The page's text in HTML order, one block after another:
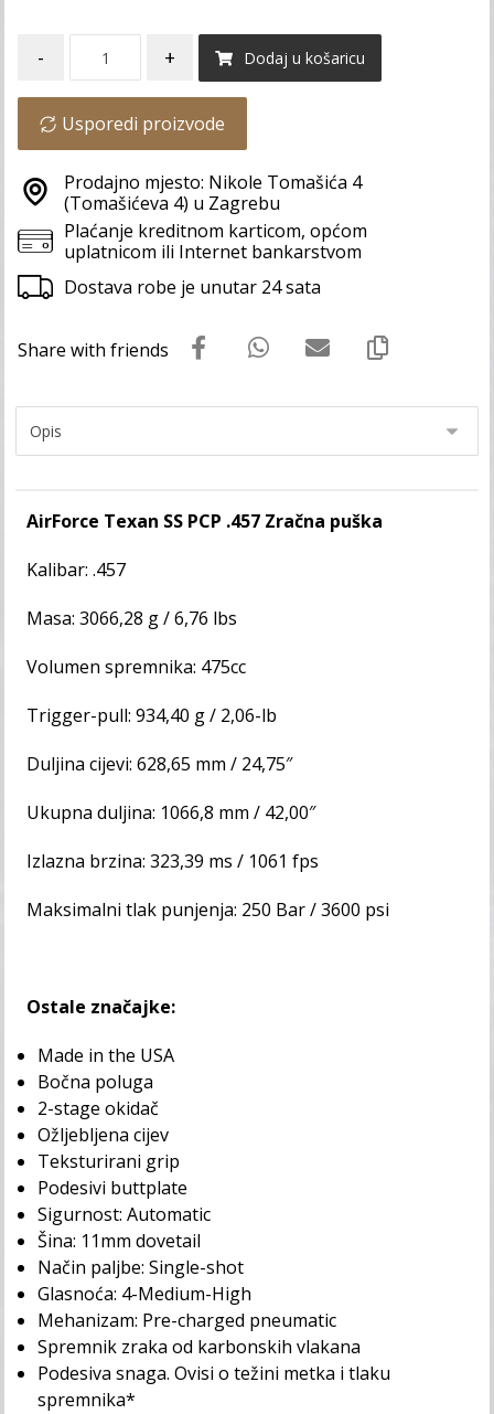
- + Dodaj u košaricu
Usporedi proizvode
Prodajno mjesto: Nikole Tomašića 4
(Tomašićeva 4) u Zagrebu
Plaćanje kreditnom karticom, općom
uplatnicom ili Internet bankarstvom
Dostava robe je unutar 24 sata
AirForce Texan SS PCP .457 Zračna puška
Kalibar: .457
Masa: 3066,28 g / 6,76 lbs
Volumen spremnika: 475cc
Trigger-pull: 934,40 g / 2,06-lb
Duljina cijevi: 628,65 mm / 24,75″
Ukupna duljina: 1066,8 mm / 42,00″
Izlazna brzina: 323,39 ms / 1061 fps
Maksimalni tlak punjenja: 250 Bar / 3600 psi
Ostale značajke:
Made in the USA
Bočna poluga
2-stage okidač
Ožljebljena cijev
Teksturirani grip
Podesivi buttplate
Sigurnost: Automatic
Šina: 11mm dovetail
Način paljbe: Single-shot
Glasnoća: 4-Medium-High
Mehanizam: Pre-charged pneumatic
Spremnik zraka od karbonskih vlakana
Podesiva snaga. Ovisi o težini metka i tlaku
spremnika*